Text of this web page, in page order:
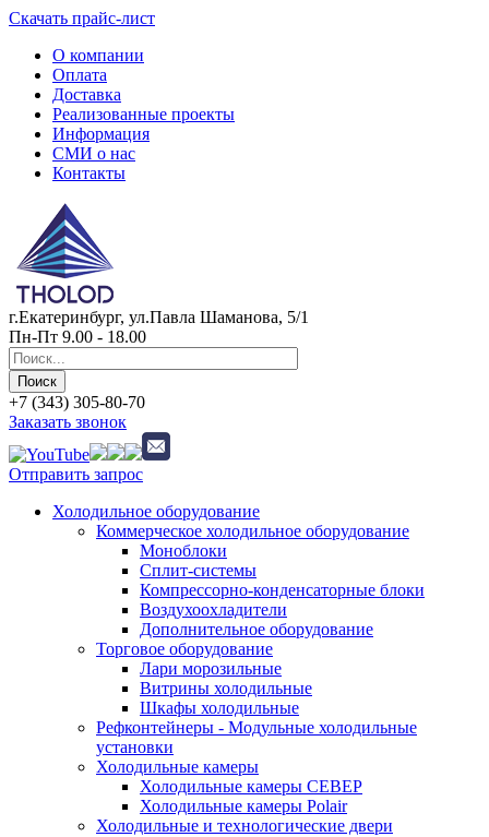
Скачать прайс-лист
О компании
Оплата
Доставка
Реализованные проекты
Информация
СМИ о нас
Контакты
г.Екатеринбург, ул.Павла Шаманова, 5/1
Пн-Пт 9.00 - 18.00
+7 (343) 305-80-70
Заказать звонок
Отправить запрос
Холодильное оборудование
Коммерческое холодильное оборудование
Моноблоки
Сплит-системы
Компрессорно-конденсаторные блоки
Воздухоохладители
Дополнительное оборудование
Торговое оборудование
Лари морозильные
Витрины холодильные
Шкафы холодильные
Рефконтейнеры - Модульные холодильные
установки
Холодильные камеры
Холодильные камеры СЕВЕР
Холодильные камеры Polair
Холодильные и технологические двери